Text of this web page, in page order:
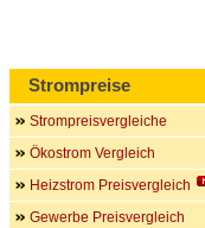
Strompreise
Strompreisvergleiche
Ökostrom Vergleich
Heizstrom Preisvergleich
Gewerbe Preisvergleich